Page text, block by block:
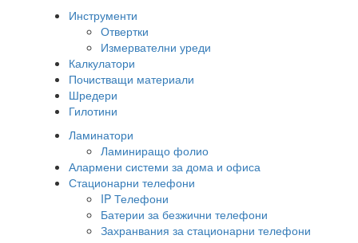
Инструменти
Отвертки
Измервателни уреди
Калкулатори
Почистващи материали
Шредери
Гилотини
Ламинатори
Ламиниращо фолио
Алармени системи за дома и офиса
Стационарни телефони
IP Телефони
Батерии за безжични телефони
Захранвания за стационарни телефони